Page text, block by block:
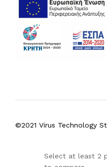
©2021 Virus Technology
Select at least 2